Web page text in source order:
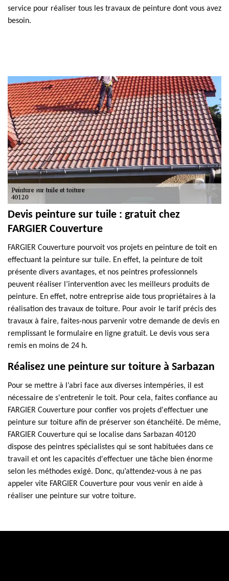
service pour réaliser tous les travaux de peinture dont vous avez
besoin.
Devis peinture sur tuile : gratuit chez
FARGIER Couverture
FARGIER Couverture pourvoit vos projets en peinture de toit en
effectuant la peinture sur tuile. En effet, la peinture de toit
présente divers avantages, et nos peintres professionnels
peuvent réaliser l’intervention avec les meilleurs produits de
peinture. En effet, notre entreprise aide tous propriétaires à la
réalisation des travaux de toiture. Pour avoir le tarif précis des
travaux à faire, faites-nous parvenir votre demande de devis en
remplissant le formulaire en ligne gratuit. Le devis vous sera
remis en moins de 24 h.
Réalisez une peinture sur toiture à Sarbazan
Pour se mettre à l’abri face aux diverses intempéries, il est
nécessaire de s'entretenir le toit. Pour cela, faites confiance au
FARGIER Couverture pour confier vos projets d'effectuer une
peinture sur toiture afin de préserver son étanchéité. De même,
FARGIER Couverture qui se localise dans Sarbazan 40120
dispose des peintres spécialistes qui se sont habituées dans ce
travail et ont les capacités d'effectuer une tâche bien énorme
selon les méthodes exigé. Donc, qu’attendez-vous à ne pas
appeler vite FARGIER Couverture pour vous venir en aide à
réaliser une peinture sur votre toiture.